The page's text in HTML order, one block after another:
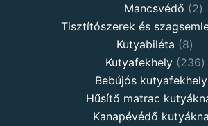
Mancsvédő 22
Tisztítószerek és
Kutyabiléta 88
Kutyafekhely 236
Bebújós kutyafekhely
Hűsítő matrac
Kanapévédő